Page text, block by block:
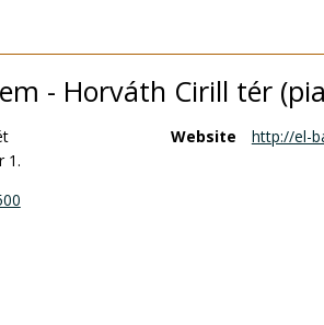
- Horváth Cirill tér
1.
Website http://el-